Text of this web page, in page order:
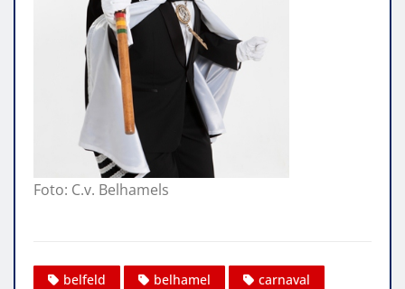
Foto: C.v. Belhamels
belfeld belhamel carnaval